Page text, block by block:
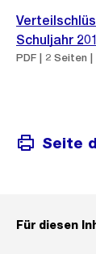
Schuljahr
PDF | 2 Seiten |
Seite
Für diesen